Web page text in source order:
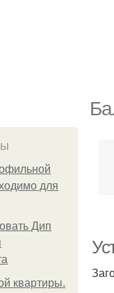
для
Дип
квартиры.